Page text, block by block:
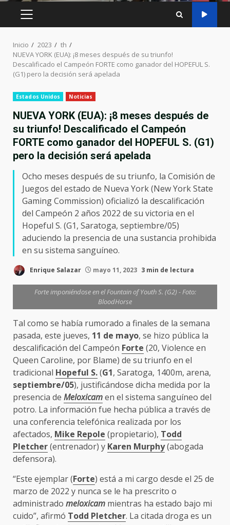
MENÚ
Inicio 2023
th
NUEVA YORK (EUA): ¡8 meses después de su triunfo!
Descalificado el Campeón FORTE como ganador del HOPEFUL S.
(G1) pero la decisión será apelada
Estados Unidos Noticias
NUEVA YORK (EUA): ¡8 meses después de
su triunfo! Descalificado el Campeón
FORTE como ganador del HOPEFUL S. (G1)
pero la decisión será apelada
Ocho meses después de su triunfo, la Comisión de
Juegos del estado de Nueva York (New York State
Gaming Commission) oficializó la descalificación
del Campeón 2 años 2022 de su victoria en el
Hopeful S. (G1, Saratoga, septiembre/05)
aduciendo la presencia de una sustancia prohibida
en su sistema sanguíneo.
Enrique Salazar mayo 11, 2023 3 min de lectura
Forte imponiéndose en el Fountain of Youth S. (G2) - Foto:
BloodHorse
Tal como se había rumorado a finales de la semana
pasada, este jueves, 11 de mayo, se hizo pública la
descalificación del Campeón Forte (20, Violence en
Queen Caroline, por Blame) de su triunfo en el
tradicional Hopeful S.(G1, Saratoga, 1400m, arena,
septiembre/05), justificándose dicha medida por la
presencia de Meloxicamen el sistema sanguíneo del
potro. La información fue hecha pública a través de
una conferencia telefónica realizada por los
afectados, Mike Repole (propietario), Todd
Pletcher(entrenador) y Karen Murphy(abogada
defensora).
“Este ejemplar (Forte) está a mi cargo desde el 25 de
marzo de 2022 y nunca se le ha prescrito o
administrado meloxicam mientras ha estado bajo mi
cuido”, afirmó Todd Pletcher. La citada droga es un